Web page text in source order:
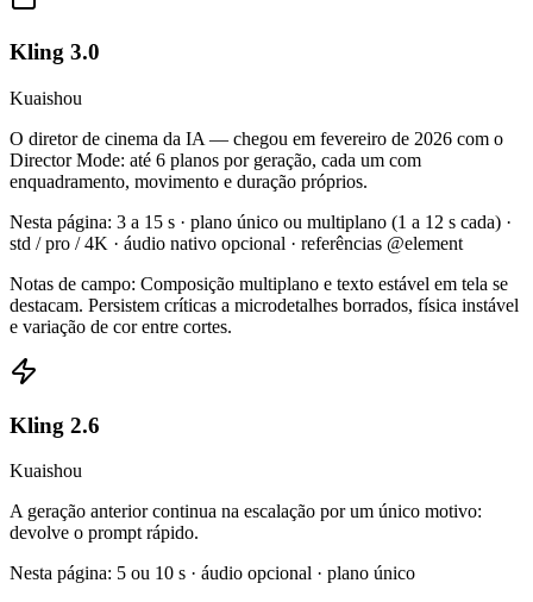
Kling 3.0
Kuaishou
O diretor de cinema da IA — chegou em fevereiro de 2026 com o
Director Mode: até 6 planos por geração, cada um com
enquadramento, movimento e duração próprios.
Nesta página: 3 a 15 s · plano único ou multiplano (1 a 12 s cada) ·
std / pro / 4K · áudio nativo opcional · referências @element
Notas de campo: Composição multiplano e texto estável em tela se
destacam. Persistem críticas a microdetalhes borrados, física instável
e variação de cor entre cortes.
Kling 2.6
Kuaishou
A geração anterior continua na escalação por um único motivo:
devolve o prompt rápido.
Nesta página: 5 ou 10 s · áudio opcional · plano único